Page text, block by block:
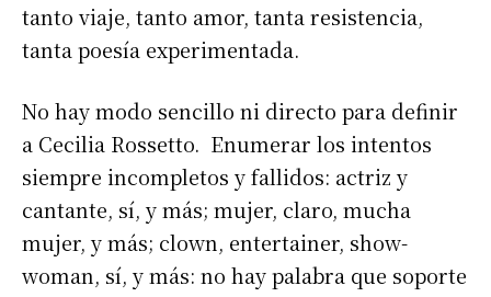
tanto viaje, tanto amor, tanta resistencia,
tanta poesía experimentada.
No hay modo sencillo ni directo para definir
a Cecilia Rossetto. Enumerar los intentos
siempre incompletos y fallidos: actriz y
cantante, sí, y más; mujer, claro, mucha
mujer, y más; clown, entertainer, show-
woman, sí, y más: no hay palabra que soporte